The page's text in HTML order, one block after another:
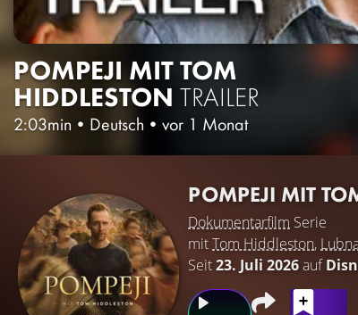
POMPEJI MIT TOM
HIDDLESTON TRAILER
2:03min • Deutsch • vor 1 Monat
POMPEJI MIT
Dokumentarfilm Serie
mitTom Hiddleston,
Seit23. Juli 2026auf